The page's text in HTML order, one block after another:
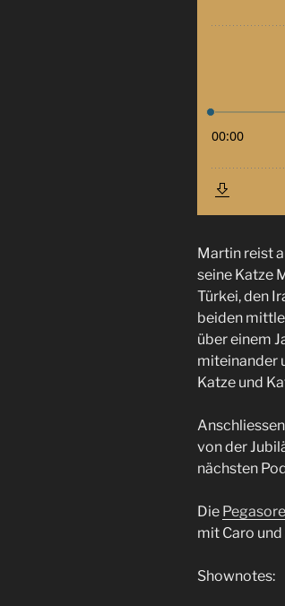
Martin reist
seine Katze
Türkei, den
beiden
über einem
miteinander
Katze und
von der
nächsten
Die
mit Caro
Shownotes: